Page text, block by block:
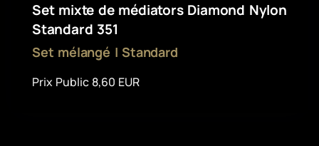
Set mixte de médiators Diamond Nylon
Standard 351
Set mélangé | Standard
Prix Public 8,60 EUR